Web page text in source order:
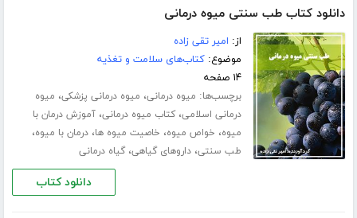
دانلود کتاب طب سنتی میوه درمانی
از: امیر تقی زاده
موضوع:کتاب‌های سلامت و تغذیه
۱۴ صفحه
برچسب‌ها: میوه درمانی، میوه درمانی پزشکی، میوه
درمانی اسلامی،کتاب میوه درمانی،آموزش درمان با
میوه، خواص میوه، خاصیت میوه ها،درمان با میوه،
طب سنتی،داروهای گیاهی،گیاه درمانی
دانلود کتاب